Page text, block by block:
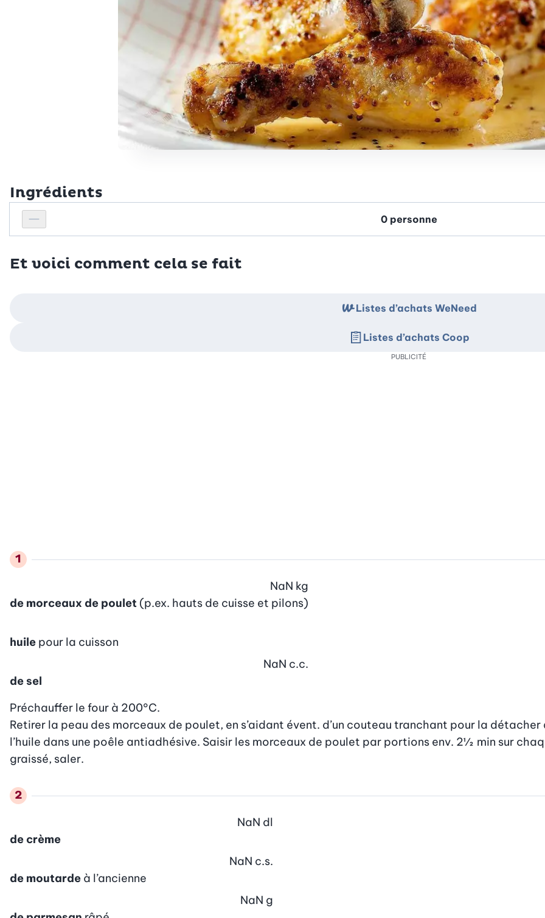
Ingrédients
Réduire le nombre de personnes
Personnes
Et voici comment cela se fait
de morceaux de poulet (p.ex. hauts de cuisse et pilons)
NaN kg
huile pour la cuisson
de sel
NaN c.c.
Préchauffer le four à 200°C.
Retirer la peau des morceaux de poulet, en s’aidant évent. d’un couteau tranchant pour la
l’huile dans une poêle antiadhésive. Saisir les morceaux de poulet par portions env. 2½  min sur
graissé, saler.
de crème
NaN dl
de moutarde à l’ancienne
NaN c.s.
NaN g
Listes d’achats WeNeed
Listes d’achats Coop
PUBLICITÉ